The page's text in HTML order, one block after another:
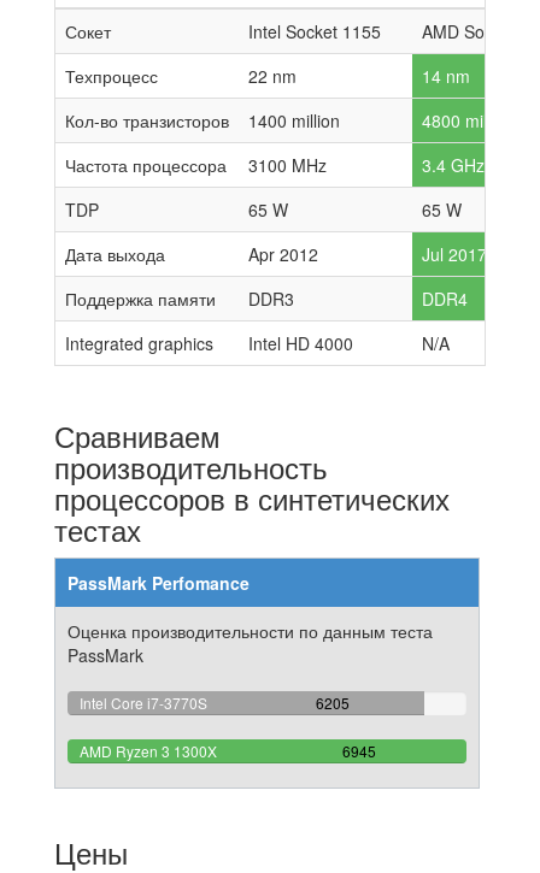
Сокет
Intel Socket 1155
AMD Socket
Техпроцесс
22 nm
14 nm
Кол-во транзисторов
1400 million
4800 million
Частота процессора
3100 MHz
3.4 GHz
TDP
65 W
65 W
Дата выхода
Apr 2012
Jul 2017
Поддержка памяти
DDR3
DDR4
Integrated graphics
Intel HD 4000 N/A
Сравниваем
производительность
процессоров в синтетических
тестах
PassMark Perfomance
Оценка производительности по данным теста
PassMark
Intel Core i7-3770S 6205
89.344852411807%
AMD Ryzen 3 1300X
6945
100%
Цены